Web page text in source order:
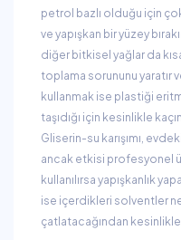
petrol bazlı olduğu için
ve yapışkan bir yüzey
diğer bitkisel yağlar da
toplama sorununu yaratır
kullanmak ise plastiği
taşıdığı için kesinlikle
Gliserin-su karışımı,
ancak etkisi profesyonel
kullanılırsa yapışkanlık
ise içerdikleri solventler
çatlatacağından kesinlikle